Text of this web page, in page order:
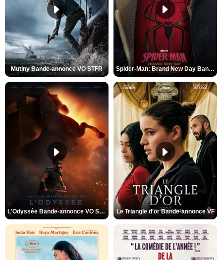
Mutiny Bande-annonce VO STFR Spider-Man: Brand New Day Bande-annonce VO STFR
L'Odyssée Bande-annonce VO STFR Le Triangle d'or Bande-annonce VF